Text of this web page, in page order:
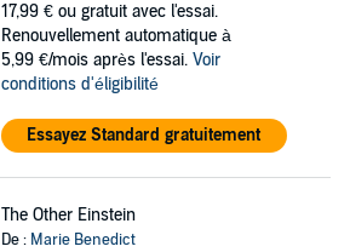
17,99 € ou gratuit avec l'essai.
Renouvellement automatique à
5,99 €/mois après l'essai. Voir
conditions d'éligibilité
Essayez Standard gratuitement
The Other Einstein
De : Marie Benedict